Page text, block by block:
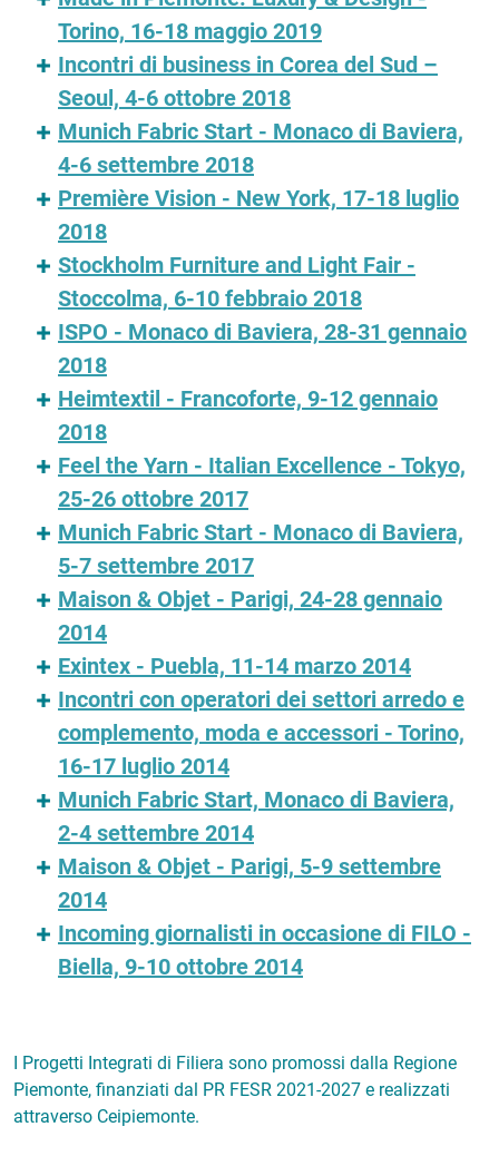
Torino, 16-18 maggio 2019
Incontri di business in Corea del Sud –
Seoul, 4-6 ottobre 2018
Munich Fabric Start - Monaco di Baviera,
4-6 settembre 2018
Première Vision - New York, 17-18 luglio
2018
Stockholm Furniture and Light Fair -
Stoccolma, 6-10 febbraio 2018
ISPO - Monaco di Baviera, 28-31 gennaio
2018
Heimtextil - Francoforte, 9-12 gennaio
2018
Feel the Yarn - Italian Excellence - Tokyo,
25-26 ottobre 2017
Munich Fabric Start - Monaco di Baviera,
5-7 settembre 2017
Maison & Objet - Parigi, 24-28 gennaio
2014
Exintex - Puebla, 11-14 marzo 2014
Incontri con operatori dei settori arredo e
complemento, moda e accessori - Torino,
16-17 luglio 2014
Munich Fabric Start, Monaco di Baviera,
2-4 settembre 2014
Maison & Objet - Parigi, 5-9 settembre
2014
Incoming giornalisti in occasione di FILO -
Biella, 9-10 ottobre 2014
I Progetti Integrati di Filiera sono promossi dalla Regione
Piemonte, finanziati dal PR FESR 2021-2027 e realizzati
attraverso Ceipiemonte.